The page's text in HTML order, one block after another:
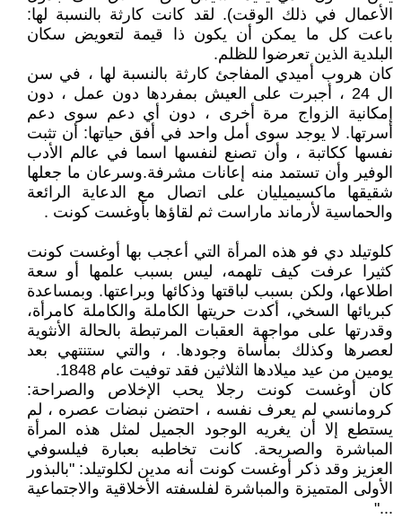
الأعمال في ذلك الوقت). لقد كانت كارثة بالنسبة لها:
باعت كل ما يمكن أن يكون ذا قيمة لتعويض سكان
البلدية الذين تعرضوا للظلم.
كان هروب أميدي المفاجئ كارثة بالنسبة لها ، في سن
ال 24 ، أجبرت على العيش بمفردها دون عمل ، دون
إمكانية الزواج مرة أخرى ، دون أي دعم سوى دعم
أسرتها. لا يوجد سوى أمل واحد في أفق حياتها: أن تثبت
نفسها ككاتبة ، وأن تصنع لنفسها اسما في عالم الأدب
الوفير وأن تستمد منه إعانات مشرفة.وسرعان ما جعلها
شقيقها ماكسيميليان على اتصال مع الدعاية الرائعة
والحماسية لأرماند ماراست ثم لقاؤها بأوغست كونت .
كلوتيلد دي فو هذه المرأة التي أعجب بها أوغست كونت
كثيرا عرفت كيف تلهمه، ليس بسبب علمها أو سعة
اطلاعها، ولكن بسبب لباقتها وذكائها وبراعتها. وبمساعدة
كبريائها السخي، أكدت حريتها الكاملة والكاملة كامرأة،
وقدرتها على مواجهة العقبات المرتبطة بالحالة الأنثوية
لعصرها وكذلك بمأساة وجودها. ، والتي ستنتهي بعد
يومين من عيد ميلادها الثلاثين فقد توفيت عام 1848.
كان أوغست كونت رجلا يحب الإخلاص والصراحة:
كرومانسي لم يعرف نفسه ، احتضن نبضات عصره ، لم
يستطع إلا أن يغريه الوجود الجميل لمثل هذه المرأة
المباشرة والصريحة. كانت تخاطبه بعبارة فيلسوفي
العزيز وقد ذكر أوغست كونت أنه مدين لكلوتيلد: "بالبذور
الأولى المتميزة والمباشرة لفلسفته الأخلاقية والاجتماعية
..."